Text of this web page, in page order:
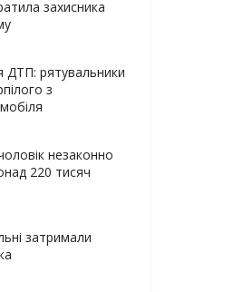
захисника
ДТП: рятувальники
з
незаконно
220 тисяч
затримали